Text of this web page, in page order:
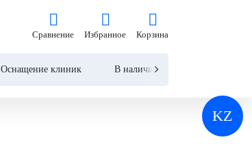
KZ
Сравнение
Сравнение
Избранное Корзина
Оснащение клиник В наличии
Цена по запросу
Запросить КП